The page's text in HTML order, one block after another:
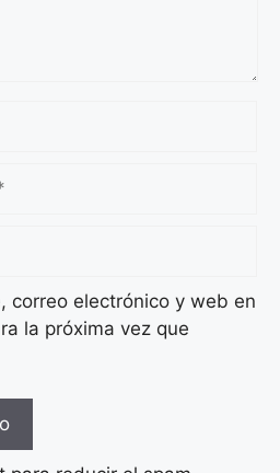
correo electrónico y web en
la próxima vez que